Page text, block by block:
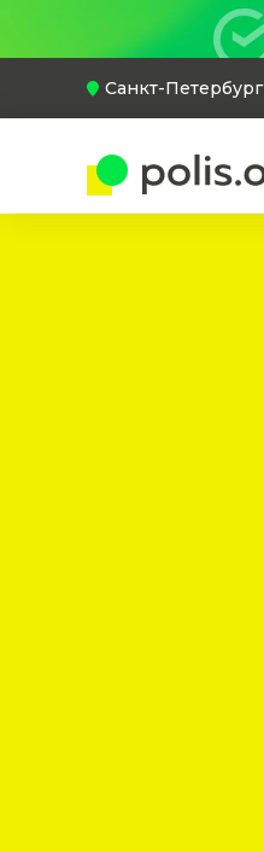
Санкт-Петербург